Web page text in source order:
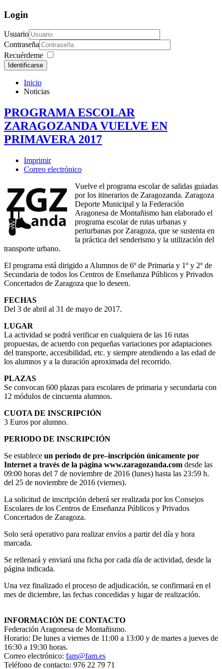
Login
Usuario
Contraseña
Recuérdeme
Identificarse
Inicio
Noticias
PROGRAMA ESCOLAR
ZARAGOZANDA VUELVE EN
PRIMAVERA 2017
Imprimir
Correo electrónico
Vuelve el programa escolar de salidas guiadas
por los itinerarios de Zaragozanda. Zaragoza
Deporte Municipal y la Federación
Aragonesa de Montañismo han elaborado el
programa escolar de rutas urbanas y
periurbanas por Zaragoza, que se sustenta en
la práctica del senderismo y la utilización del
transporte urbano.
El programa está dirigido a Alumnos de 6º de Primaria y 1º y 2º de
Secundaria de todos los Centros de Enseñanza Públicos y Privados
Concertados de Zaragoza que lo deseen.
FECHAS
Del 3 de abril al 31 de mayo de 2017.
LUGAR
La actividad se podrá verificar en cualquiera de las 16 rutas
propuestas, de acuerdo con pequeñas variaciones por adaptaciones
del transporte, accesibilidad, etc. y siempre atendiendo a las edad de
los alumnos y a la duración aproximada del recorrido.
PLAZAS
Se convocan 600 plazas para escolares de primaria y secundaria con
12 módulos de cincuenta alumnos.
CUOTA DE INSCRIPCIÓN
3 Euros por alumno.
PERIODO DE INSCRIPCIÓN
Se establece un periodo de pre–inscripción únicamente por
Internet a través de la página www.zaragozanda.com desde las
09:00 horas del 7 de noviembre de 2016 (lunes) hasta las 23:59 h.
del 25 de noviembre de 2016 (viernes).
La solicitud de inscripción deberá ser realizada por los Consejos
Escolares de los Centros de Enseñanza Públicos y Privados
Concertados de Zaragoza.
Solo será operativo para realizar envíos a partir del día y hora
marcada.
Se rellenará y enviará una ficha por cada día de actividad, desde la
página indicada.
Una vez finalizado el proceso de adjudicación, se confirmará en el
mes de diciembre, las fechas concedidas y lugar de realización.
INFORMACIÓN DE CONTACTO
Federación Aragonesa de Montañismo.
Horario: De lunes a viernes de 11:00 a 13:00 y de martes a jueves de
16:30 a 19:30 horas.
Correo electrónico: fam@fam.es
Teléfono de contacto: 976 22 79 71